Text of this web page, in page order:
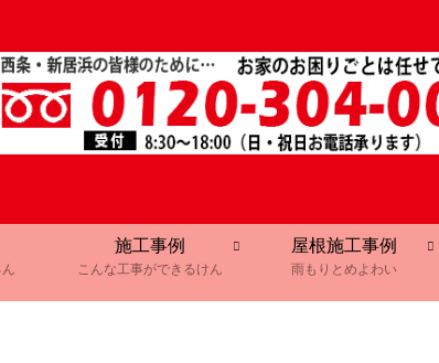
施工事例
こんな工事ができるけん
屋根施工事例
雨もりとめよわい